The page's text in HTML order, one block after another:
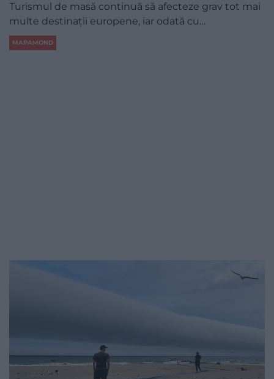
Turismul de masă continuă să afecteze grav tot mai
multe destinații europene, iar odată cu…
MAPAMOND